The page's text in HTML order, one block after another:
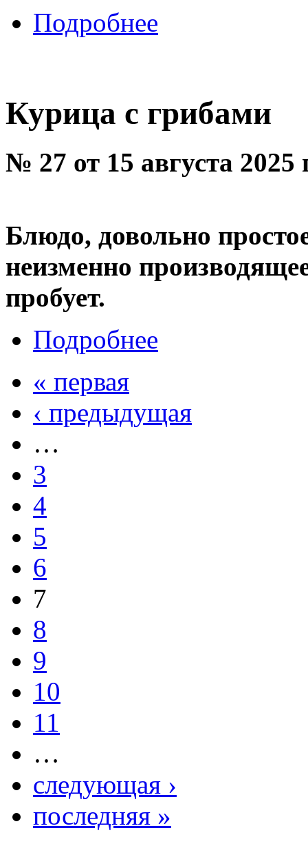
Подробнее
Курица с грибами
№ 27 от 15 августа 2025
Блюдо, довольно
неизменно
пробует.
Подробнее
« первая
‹ предыдущая
…
3
4
5
6
7
8
9
10
11
…
следующая ›
последняя »